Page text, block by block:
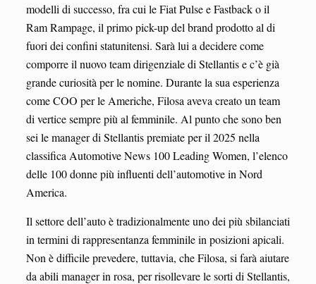
modelli di successo, fra cui le Fiat Pulse e Fastback o il
Ram Rampage, il primo pick-up del brand prodotto al di
fuori dei confini statunitensi. Sarà lui a decidere come
comporre il nuovo team dirigenziale di Stellantis e c’è già
grande curiosità per le nomine. Durante la sua esperienza
come COO per le Americhe, Filosa aveva creato un team
di vertice sempre più al femminile. Al punto che sono ben
sei le manager di Stellantis premiate per il 2025 nella
classifica Automotive News 100 Leading Women, l’elenco
delle 100 donne più influenti dell’automotive in Nord
America.
Il settore dell’auto è tradizionalmente uno dei più sbilanciati
in termini di rappresentanza femminile in posizioni apicali.
Non è difficile prevedere, tuttavia, che Filosa, si farà aiutare
da abili manager in rosa, per risollevare le sorti di Stellantis,